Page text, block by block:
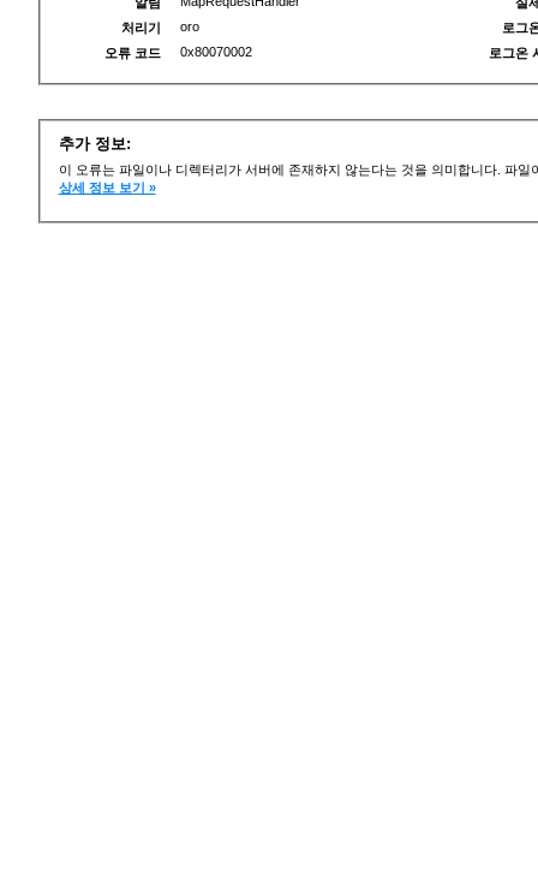
처리기
oro
오류 코드
0x80070002
로그
로그온
추가 정보:
이 오류는 파일이나 디렉터리가 서버에 존재하지 않는다는 것을 의미합니다. 파
상세 정보 보기 »